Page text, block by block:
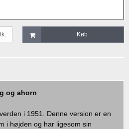
Køb
og ahorn
i 1951. Denne version er en
i højden og har ligesom sin